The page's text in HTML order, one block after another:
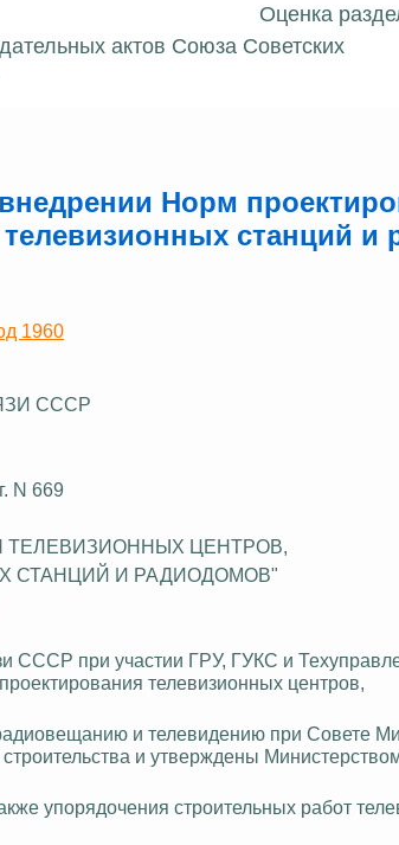
Оценка
актов Союза Советских
Норм
станций и
1960
СССР
N 669
ЦЕНТРОВ,
СТАНЦИЙ И РАДИОДОМОВ"
СССР при участии ГРУ, ГУКС и
телевизионных центров,
и телевидению при Совете
и утверждены
упорядочения строительных работ